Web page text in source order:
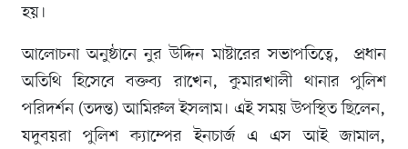
হয়। ​
আলোচনা অনুষ্ঠানে নুর উদ্দিন মাষ্টারের সভাপতিত্বে, প্রধান
অতিথি হিসেবে বক্তব্য রাখেন, কুমারখালী থানার পুলিশ
পরিদর্শন (তদন্ত) আমিরুল ইসলাম। এই সময় উপস্থিত ছিলেন,
যদুবয়রা পুলিশ ক্যাম্পের ইনচার্জ এ এস আই জামাল,